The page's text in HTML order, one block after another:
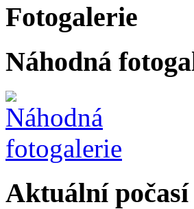
Fotogalerie
Náhodná
Aktuální počasí